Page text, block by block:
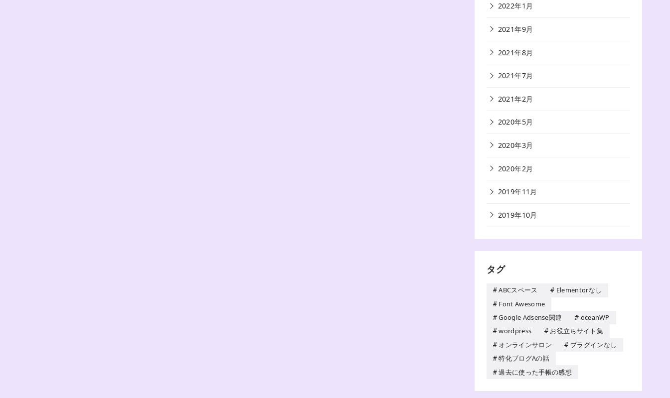
2022年1月
2021年9月
2021年8月
2021年7月
2021年2月
2020年5月
2020年3月
2020年2月
2019年11月
2019年10月
タグ
ABCスペース
Elementorなし
Font Awesome
Google Adsense関連
oceanWP
wordpress
お役立ちサイト集
オンラインサロン
プラグインなし
特化ブログAの話
過去に使った手帳の感想